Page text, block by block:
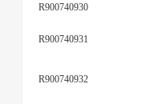
R900740930
R900740931
R900740932